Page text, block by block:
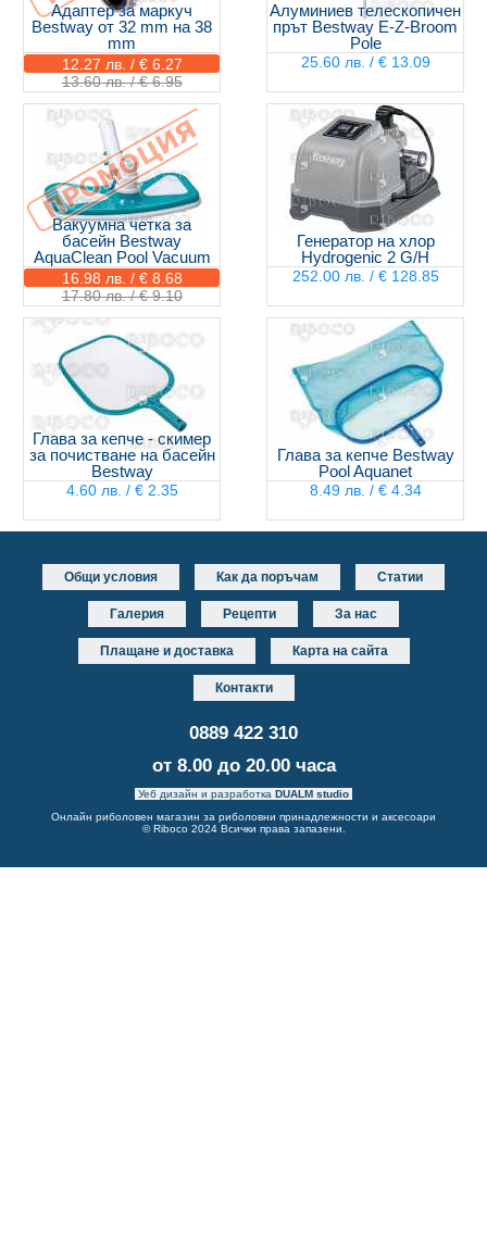
Адаптер за маркуч
Bestway от 32 mm на 38
mm
12.27 лв. / € 6.27
13.60 лв. / € 6.95
Алуминиев телескопичен
прът Bestway E-Z-Broom
Pole
25.60 лв. / € 13.09
Вакуумна четка за
басейн Bestway
AquaClean Pool Vacuum
16.98 лв. / € 8.68
17.80 лв. / € 9.10
Генератор на хлор
Hydrogenic 2 G/H
252.00 лв. / € 128.85
Глава за кепче - скимер
за почистване на басейн
Bestway
4.60 лв. / € 2.35
Глава за кепче Bestway
Pool Aquanet
8.49 лв. / € 4.34
Общи условия Как да поръчам Статии
Галерия Рецепти За нас
Плащане и доставка Карта на сайта
Контакти
0889 422 310
от 8.00 до 20.00 часа
Уеб дизайн и разработка DUALM studio
Онлайн риболовен магазин за риболовни принадлежности и аксесоари
© Riboco 2024 Всички права запазени.